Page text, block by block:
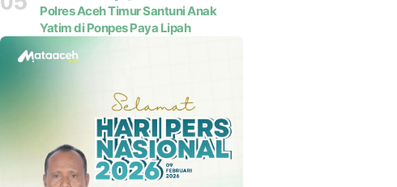
Polres Aceh Timur Santuni Anak
Yatim di Ponpes Paya Lipah